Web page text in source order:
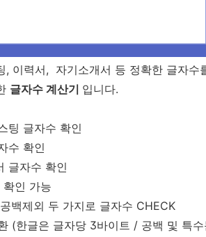
, 이력서, 자기소개서 등 정확한 글자수
글자수 계산기 입니다.
팅 글자수 확인
수 확인
글자수 확인
확인 가능
백제외 두 가지로 글자수 CHECK
(한글은 글자당 3바이트 / 공백 및 특